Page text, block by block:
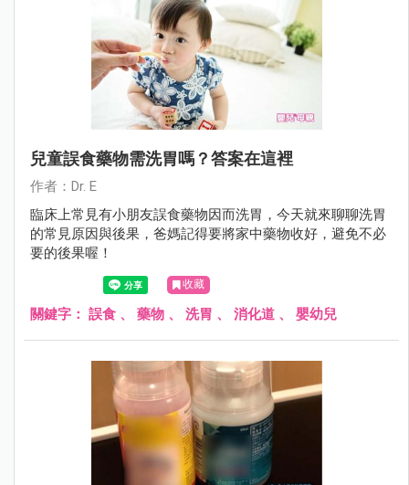
兒童誤食藥物需洗胃嗎？答案在這裡
作者：Dr. E
臨床上常見有小朋友誤食藥物因而洗胃，今天就來聊聊洗胃
的常見原因與後果，爸媽記得要將家中藥物收好，避免不必
要的後果喔！
收藏
關鍵字： 誤食 、 藥物 、 洗胃 、 消化道 、 嬰幼兒